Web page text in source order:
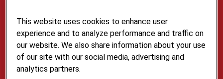
sur la situation dans les pays partenaires
d’Helvetas, vous pouvez consulter notre document
d’information (disponible enallemandet en
anglais).
This website uses cookies to enhance user
experience and to analyze performance and traffic on
our website. We also share information about your use
of our site with our social media, advertising and
analytics partners.